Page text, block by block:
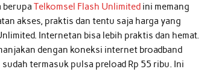
berupaTelkomsel Flash Unlimited ini memang
akses, praktis dan tentu saja harga yang
Internetan bisa lebih praktis dan hemat.
dengan koneksi internet broadband
termasuk pulsa preload Rp 55 ribu. Ini